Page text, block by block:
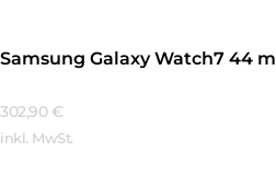
Samsung Galaxy Watch7 44
302,90 €
inkl. MwSt.